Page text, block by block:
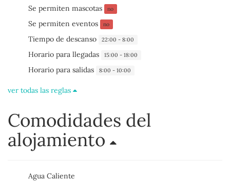
Se permiten mascotas no
Se permiten eventos no
Tiempo de descanso 22:00 - 8:00
Horario para llegadas 15:00 - 18:00
Horario para salidas 8:00 - 10:00
ver todas las reglas
Comodidades del
alojamiento
Agua Caliente